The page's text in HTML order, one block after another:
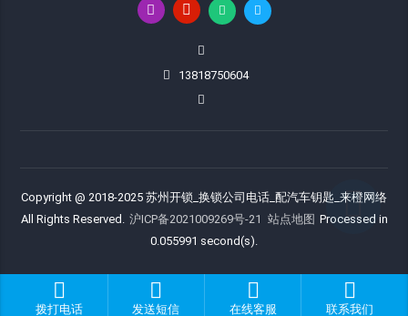
13818750604
Copyright @ 2018-2025 苏州开锁_换锁公司电话_配汽车钥匙_来橙网络
All Rights Reserved.
沪ICP备2021009269号-21 站点地图 Processed in
0.055991 second(s).
拨打电话 发送短信 在线客服 联系我们